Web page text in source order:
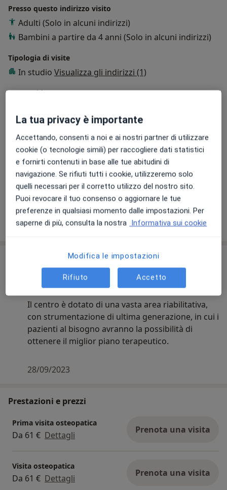
Presso questo indirizzo visito
Adulti (Solo in alcuni indirizzi)
Bambini a partire da 4 anni (Solo in alcuni indirizzi)
Tipologia di visite
In studio Visualizza gli indirizzi (1)
Foto e video
Visualizza galleria (9)
Mostra dettagli
sull'esperienza
Comunicazioni importanti
Dott.ssa BEATRICE RUSSO
Via Artemisia Mammucari 26, Velletri 00049
Il centro è dotato di una vasta area riabilitativa,
con strumentazione di ultima generazione, in cui i
pazienti al bisogno avranno la possibilità di
ottenere il miglior piano terapeutico.
28/09/2023
Prestazioni e prezzi
Prima visita osteopatica
Da 61 € Dettagli Prenota una visita
Visita osteopatica
Da 61 € Dettagli Prenota una visita
La tua privacy è importante
Accettando, consenti a noi e ai nostri partner di utilizzare
cookie (o tecnologie simili) per raccogliere dati statistici
e fornirti contenuti in base alle tue abitudini di
navigazione. Se rifiuti tutti i cookie, utilizzeremo solo
quelli necessari per il corretto utilizzo del nostro sito.
Puoi revocare il tuo consenso o aggiornare le tue
preferenze in qualsiasi momento dalle impostazioni. Per
saperne di più, consulta la nostra Informativa sui cookie
Modifica le impostazioni
Rifiuto Accetto